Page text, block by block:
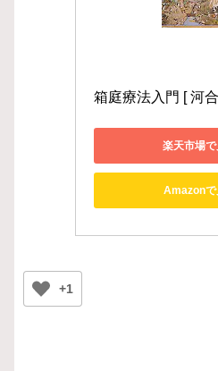
箱庭療法入門 [ 河
楽天市場で
Amazonで
+1